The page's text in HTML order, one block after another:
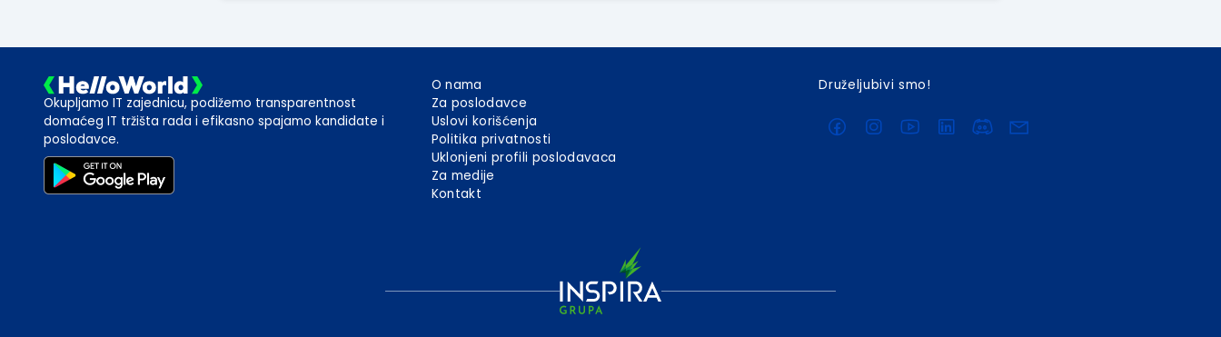
Okupljamo IT zajednicu, podižemo transparentnost
domaćeg IT tržišta rada i efikasno spajamo kandidate i
poslodavce.
O nama
Za poslodavce
Uslovi korišćenja
Politika privatnosti
Uklonjeni profili poslodavaca
Za medije
Kontakt
Druželjubivi smo!